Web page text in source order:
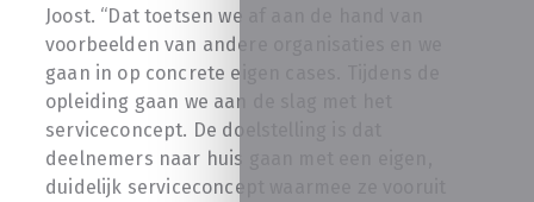
Joost. “Dat toetsen we af aan de hand van
voorbeelden van andere organisaties en we
gaan in op concrete eigen cases. Tijdens de
opleiding gaan we aan de slag met het
serviceconcept. De doelstelling is dat
deelnemers naar huis gaan met een eigen,
duidelijk serviceconcept waarmee ze vooruit